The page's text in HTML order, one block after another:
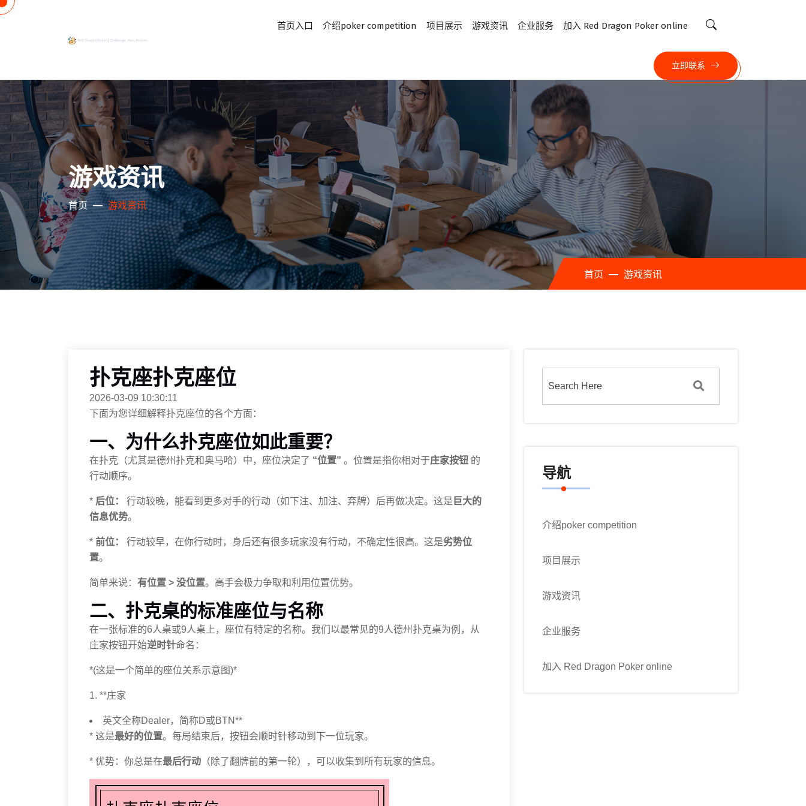
首页入口 介绍poker competition 项目展示 游戏资讯 企业服务 加入 Red Dragon Poker online
立即联系
游戏资讯
首页 游戏资讯
首页 游戏资讯
扑克座扑克座位
2026-03-09 10:30:11
下面为您详细解释扑克座位的各个方面：
一、为什么扑克座位如此重要？
在扑克（尤其是德州扑克和奥马哈）中，座位决定了 “位置” 。位置是指你相对于庄家按钮 的
行动顺序。
* 后位： 行动较晚，能看到更多对手的行动（如下注、加注、弃牌）后再做决定。这是 巨大的
信息优势。
* 前位： 行动较早，在你行动时，身后还有很多玩家没有行动，不确定性很高。这是劣势位
置。
简单来说： 有位置 > 没位置。高手会极力争取和利用位置优势。
二、扑克桌的标准座位与名称
在一张标准的6人桌或9人桌上，座位有特定的名称。我们以最常见的9人德州扑克桌为例，从
庄家按钮开始逆时针命名：
*(这是一个简单的座位关系示意图)*
1. **庄家
英文全称Dealer，简称D或BTN**
* 这是最好的位置。每局结束后，按钮会顺时针移动到下一位玩家。
* 优势：你总是在最后行动 （除了翻牌前的第一轮），可以收集到所有玩家的信息。
导航
介绍poker competition
项目展示
游戏资讯
企业服务
加入 Red Dragon Poker online